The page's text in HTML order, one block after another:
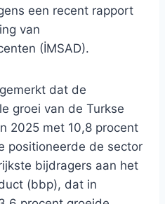
een recent rapport
van
(İMSAD).
dat de
groei van de Turkse
2025 met 10,8 procent
positioneerde de sector
bijdragers aan het
(bbp), dat in